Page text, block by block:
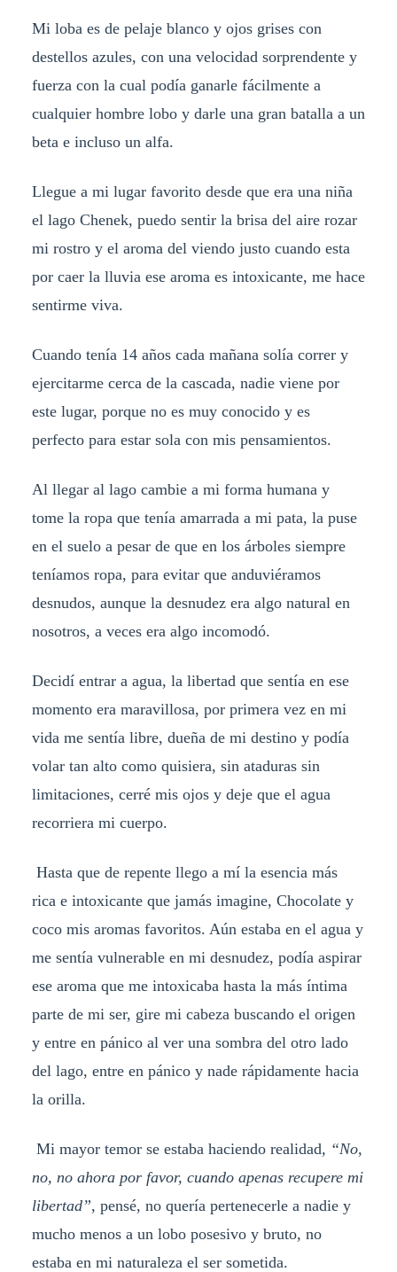
Mi loba es de pelaje blanco y ojos grises con
destellos azules, con una velocidad sorprendente y
fuerza con la cual podía ganarle fácilmente a
cualquier hombre lobo y darle una gran batalla a un
beta e incluso un alfa.
Llegue a mi lugar favorito desde que era una niña
el lago Chenek, puedo sentir la brisa del aire rozar
mi rostro y el aroma del viendo justo cuando esta
por caer la lluvia ese aroma es intoxicante, me hace
sentirme viva.
Cuando tenía 14 años cada mañana solía correr y
ejercitarme cerca de la cascada, nadie viene por
este lugar, porque no es muy conocido y es
perfecto para estar sola con mis pensamientos.
Al llegar al lago cambie a mi forma humana y
tome la ropa que tenía amarrada a mi pata, la puse
en el suelo a pesar de que en los árboles siempre
teníamos ropa, para evitar que anduviéramos
desnudos, aunque la desnudez era algo natural en
nosotros, a veces era algo incomodó.
Decidí entrar a agua, la libertad que sentía en ese
momento era maravillosa, por primera vez en mi
vida me sentía libre, dueña de mi destino y podía
volar tan alto como quisiera, sin ataduras sin
limitaciones, cerré mis ojos y deje que el agua
recorriera mi cuerpo.
Hasta que de repente llego a mí la esencia más
rica e intoxicante que jamás imagine, Chocolate y
coco mis aromas favoritos. Aún estaba en el agua y
me sentía vulnerable en mi desnudez, podía aspirar
ese aroma que me intoxicaba hasta la más íntima
parte de mi ser, gire mi cabeza buscando el origen
y entre en pánico al ver una sombra del otro lado
del lago, entre en pánico y nade rápidamente hacia
la orilla.
Mi mayor temor se estaba haciendo realidad, “No,
no, no ahora por favor, cuando apenas recupere mi
libertad”, pensé, no quería pertenecerle a nadie y
mucho menos a un lobo posesivo y bruto, no
estaba en mi naturaleza el ser sometida.